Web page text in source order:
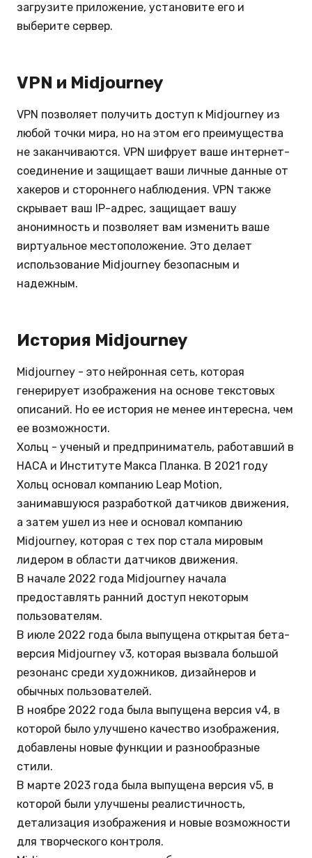
загрузите приложение, установите его и
выберите сервер.
VPN и Midjourney
VPN позволяет получить доступ к Midjourney из
любой точки мира, но на этом его преимущества
не заканчиваются. VPN шифрует ваше интернет-
соединение и защищает ваши личные данные от
хакеров и стороннего наблюдения. VPN также
скрывает ваш IP-адрес, защищает вашу
анонимность и позволяет вам изменить ваше
виртуальное местоположение. Это делает
использование Midjourney безопасным и
надежным.
История Midjourney
Midjourney - это нейронная сеть, которая
генерирует изображения на основе текстовых
описаний. Но ее история не менее интересна, чем
ее возможности.
Хольц - ученый и предприниматель, работавший в
НАСА и Институте Макса Планка. В 2021 году
Хольц основал компанию Leap Motion,
занимавшуюся разработкой датчиков движения,
а затем ушел из нее и основал компанию
Midjourney, которая с тех пор стала мировым
лидером в области датчиков движения.
В начале 2022 года Midjourney начала
предоставлять ранний доступ некоторым
пользователям.
В июле 2022 года была выпущена открытая бета-
версия Midjourney v3, которая вызвала большой
резонанс среди художников, дизайнеров и
обычных пользователей.
В ноябре 2022 года была выпущена версия v4, в
которой было улучшено качество изображения,
добавлены новые функции и разнообразные
стили.
В марте 2023 года была выпущена версия v5, в
которой были улучшены реалистичность,
детализация изображения и новые возможности
для творческого контроля.